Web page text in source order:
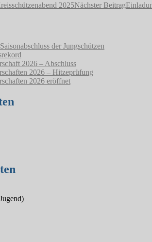
2025Nächster Beitrag
der Jungschützen
2026 – Abschluss
2026 – Hitzeprüfung
2026 eröffnet